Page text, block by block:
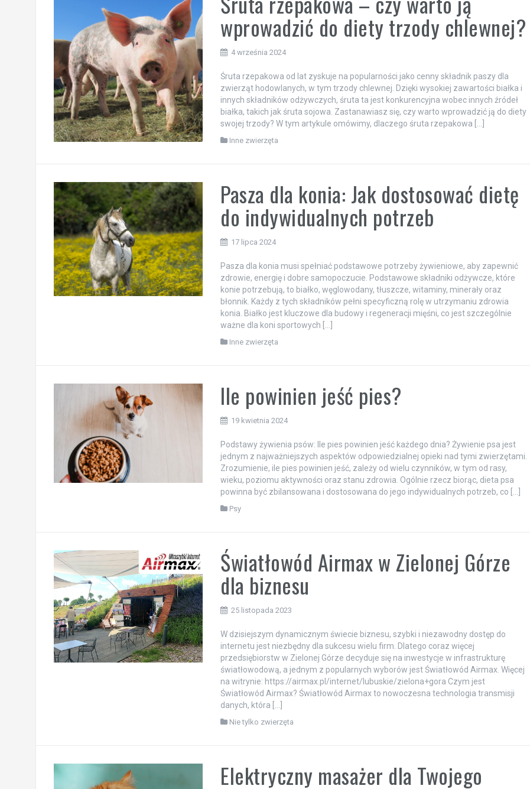
wprowadzić do diety trzody chlewnej?
4 września 2024
Śruta rzepakowa od lat zyskuje na popularności jako cenny składnik paszy dla
zwierząt hodowlanych, w tym trzody chlewnej. Dzięki wysokiej zawartości białka i
innych składników odżywczych, śruta ta jest konkurencyjna wobec innych źródeł
białka, takich jak śruta sojowa. Zastanawiasz się, czy warto wprowadzić ją do diety
swojej trzody? W tym artykule omówimy, dlaczego śruta rzepakowa […]
Inne zwierzęta
Pasza dla konia: Jak dostosować dietę
do indywidualnych potrzeb
17 lipca 2024
Pasza dla konia musi spełniać podstawowe potrzeby żywieniowe, aby zapewnić
zdrowie, energię i dobre samopoczucie. Podstawowe składniki odżywcze, które
konie potrzebują, to białko, węglowodany, tłuszcze, witaminy, minerały oraz
błonnik. Każdy z tych składników pełni specyficzną rolę w utrzymaniu zdrowia
konia. Białko jest kluczowe dla budowy i regeneracji mięśni, co jest szczególnie
ważne dla koni sportowych […]
Inne zwierzęta
Ile powinien jeść pies?
19 kwietnia 2024
Podstawy żywienia psów: Ile pies powinien jeść każdego dnia? Żywienie psa jest
jednym z najważniejszych aspektów odpowiedzialnej opieki nad tymi zwierzętami.
Zrozumienie, ile pies powinien jeść, zależy od wielu czynników, w tym od rasy,
wieku, poziomu aktywności oraz stanu zdrowia. Ogólnie rzecz biorąc, dieta psa
powinna być zbilansowana i dostosowana do jego indywidualnych potrzeb, co […]
Psy
Światłowód Airmax w Zielonej Górze
dla biznesu
25 listopada 2023
W dzisiejszym dynamicznym świecie biznesu, szybki i niezawodny dostęp do
internetu jest niezbędny dla sukcesu wielu firm. Dlatego coraz więcej
przedsiębiorstw w Zielonej Górze decyduje się na inwestycje w infrastrukturę
światłowodową, a jednym z popularnych wyborów jest Światłowód Airmax. Więcej
na witrynie: https://airmax.pl/internet/lubuskie/zielona+gora Czym jest
Światłowód Airmax? Światłowód Airmax to nowoczesna technologia transmisji
danych, która […]
Nie tylko zwierzęta
Elektryczny masażer dla Twojego